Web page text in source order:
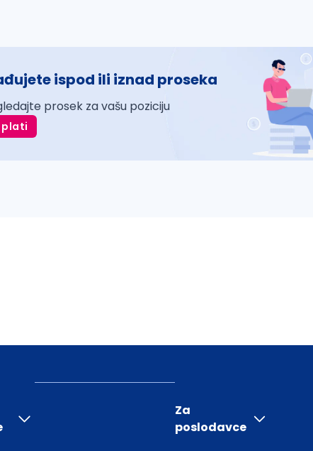
ispod ili iznad proseka
prosek za vašu poziciju
plati
Za
poslodavce